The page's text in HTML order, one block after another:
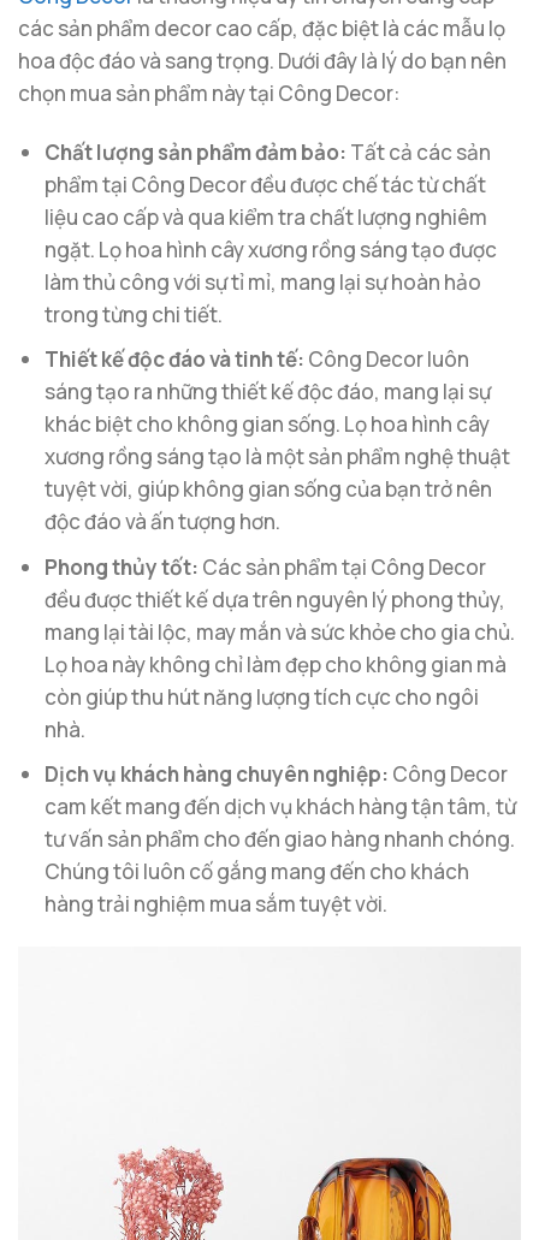
các sản phẩm decor cao cấp, đặc biệt là các mẫu lọ
hoa độc đáo và sang trọng. Dưới đây là lý do bạn nên
chọn mua sản phẩm này tại Công Decor:
Chất lượng sản phẩm đảm bảo: Tất cả các sản
phẩm tại Công Decor đều được chế tác từ chất
liệu cao cấp và qua kiểm tra chất lượng nghiêm
ngặt. Lọ hoa hình cây xương rồng sáng tạo được
làm thủ công với sự tỉ mỉ, mang lại sự hoàn hảo
trong từng chi tiết.
Thiết kế độc đáo và tinh tế: Công Decor luôn
sáng tạo ra những thiết kế độc đáo, mang lại sự
khác biệt cho không gian sống. Lọ hoa hình cây
xương rồng sáng tạo là một sản phẩm nghệ thuật
tuyệt vời, giúp không gian sống của bạn trở nên
độc đáo và ấn tượng hơn.
Phong thủy tốt: Các sản phẩm tại Công Decor
đều được thiết kế dựa trên nguyên lý phong thủy,
mang lại tài lộc, may mắn và sức khỏe cho gia chủ.
Lọ hoa này không chỉ làm đẹp cho không gian mà
còn giúp thu hút năng lượng tích cực cho ngôi
nhà.
Dịch vụ khách hàng chuyên nghiệp: Công Decor
cam kết mang đến dịch vụ khách hàng tận tâm, từ
tư vấn sản phẩm cho đến giao hàng nhanh chóng.
Chúng tôi luôn cố gắng mang đến cho khách
hàng trải nghiệm mua sắm tuyệt vời.